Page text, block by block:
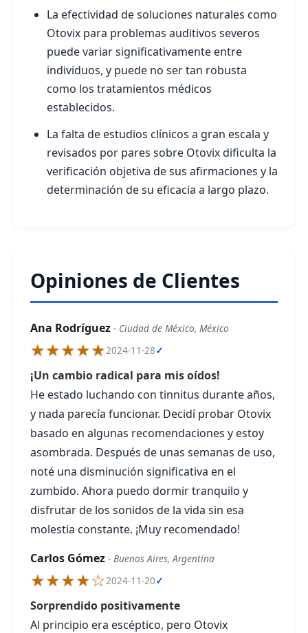
La efectividad de soluciones naturales como
Otovix para problemas auditivos severos
puede variar significativamente entre
individuos, y puede no ser tan robusta
como los tratamientos médicos
establecidos.
La falta de estudios clínicos a gran escala y
revisados por pares sobre Otovix dificulta la
verificación objetiva de sus afirmaciones y la
determinación de su eficacia a largo plazo.
Opiniones de Clientes
Ana Rodríguez - Ciudad de México, México
★★★★★2024-11-28✓
¡Un cambio radical para mis oídos!
He estado luchando con tinnitus durante años,
y nada parecía funcionar. Decidí probar Otovix
basado en algunas recomendaciones y estoy
asombrada. Después de unas semanas de uso,
noté una disminución significativa en el
zumbido. Ahora puedo dormir tranquilo y
disfrutar de los sonidos de la vida sin esa
molestia constante. ¡Muy recomendado!
Carlos Gómez - Buenos Aires, Argentina
★★★★☆2024-11-20✓
Sorprendido positivamente
Al principio era escéptico, pero Otovix